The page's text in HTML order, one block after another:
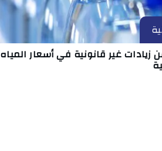
زيادات غير قانونية في أسعار المياه